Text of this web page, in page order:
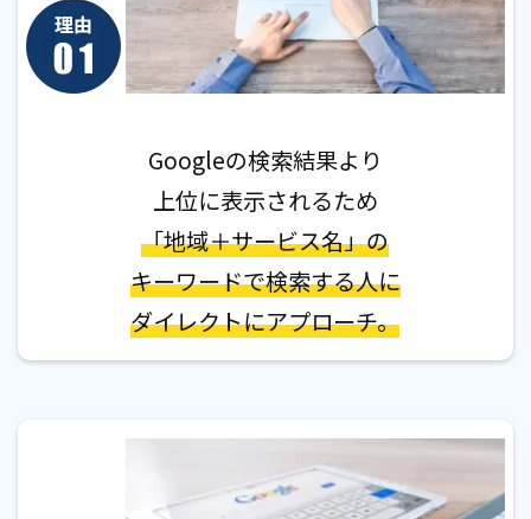
Googleの検索結果より
上位に表示されるため
「地域＋サービス名」の
キーワードで検索する人に
ダイレクトにアプローチ。